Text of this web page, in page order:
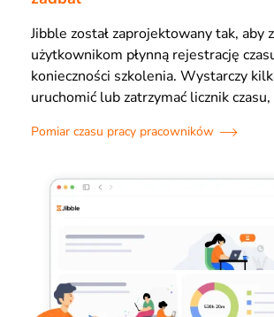
Jibble został zaprojektowany tak, aby
użytkownikom płynną rejestrację
konieczności szkolenia. Wystarczy
uruchomić lub zatrzymać licznik
Pomiar czasu pracy pracowników